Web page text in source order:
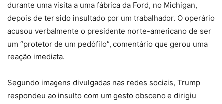
durante uma visita a uma fábrica da Ford, no Michigan,
depois de ter sido insultado por um trabalhador. O operário
acusou verbalmente o presidente norte-americano de ser
um “protetor de um pedófilo”, comentário que gerou uma
reação imediata.
Segundo imagens divulgadas nas redes sociais, Trump
respondeu ao insulto com um gesto obsceno e dirigiu